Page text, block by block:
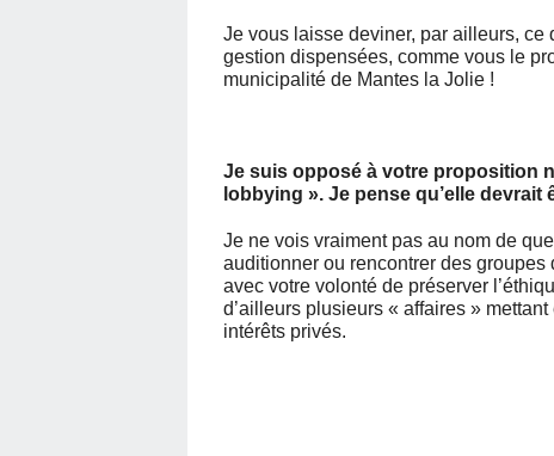
Je vous laisse deviner, par ailleurs, ce
gestion dispensées, comme vous le
municipalité de Mantes la Jolie !
Je suis opposé à votre proposition
lobbying ». Je pense qu’elle
Je ne vois vraiment pas au nom de
auditionner ou rencontrer des groupes
avec votre volonté de préserver
d’ailleurs plusieurs « affaires »
intérêts privés.